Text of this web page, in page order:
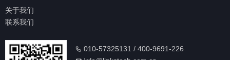
关于我们
联系我们
010-57325131 / 400-9691-226